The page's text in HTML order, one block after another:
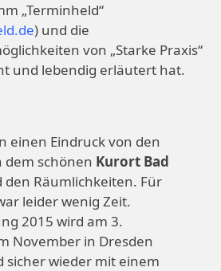
„Terminheld“
) und die
von „Starke Praxis“
und lebendig erläutert hat.
einen Eindruck von den
schönen Kurort Bad
den Räumlichkeiten. Für
leider wenig Zeit.
2015 wird am 3.
November in Dresden
sicher wieder mit einem